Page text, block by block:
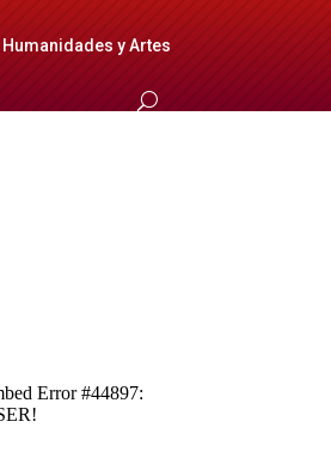
y Artes